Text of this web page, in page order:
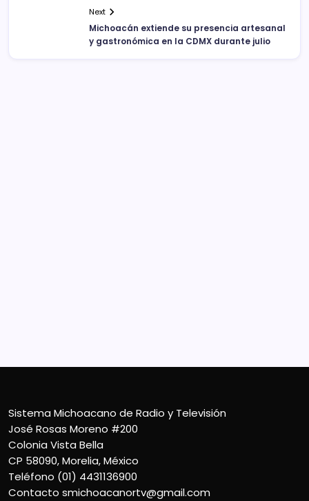
Next
Michoacán extiende su presencia artesanal
y gastronómica en la CDMX durante julio
Sistema Michoacano de Radio y Televisión
José Rosas Moreno #200
Colonia Vista Bella
CP 58090, Morelia, México
Teléfono (01) 4431136900
Contacto smichoacanortv@gmail.com